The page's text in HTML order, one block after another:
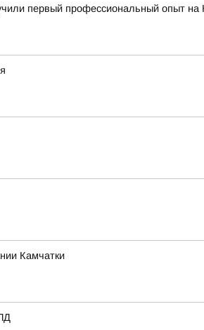
первый профессиональный опыт на
Камчатки